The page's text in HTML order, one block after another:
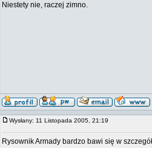
Niestety nie, raczej zimno.
Wysłany: 11 Listopada 2005, 21:19
Rysownik Armady bardzo bawi się w